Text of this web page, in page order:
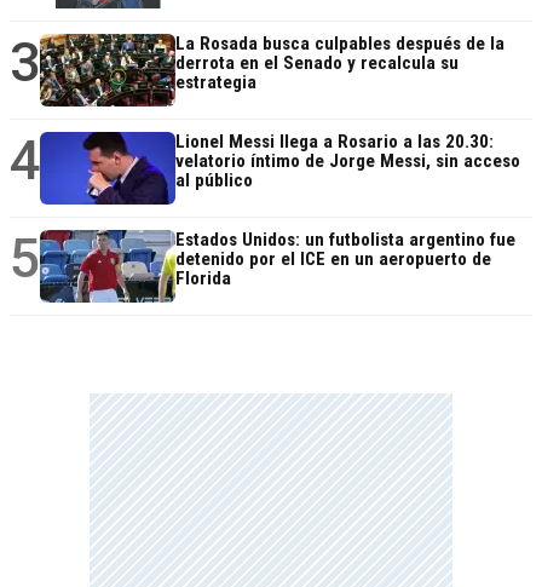
3
La Rosada busca culpables después de la
derrota en el Senado y recalcula su
estrategia
4
Lionel Messi llega a Rosario a las 20.30:
velatorio íntimo de Jorge Messi, sin acceso
al público
5
Estados Unidos: un futbolista argentino fue
detenido por el ICE en un aeropuerto de
Florida